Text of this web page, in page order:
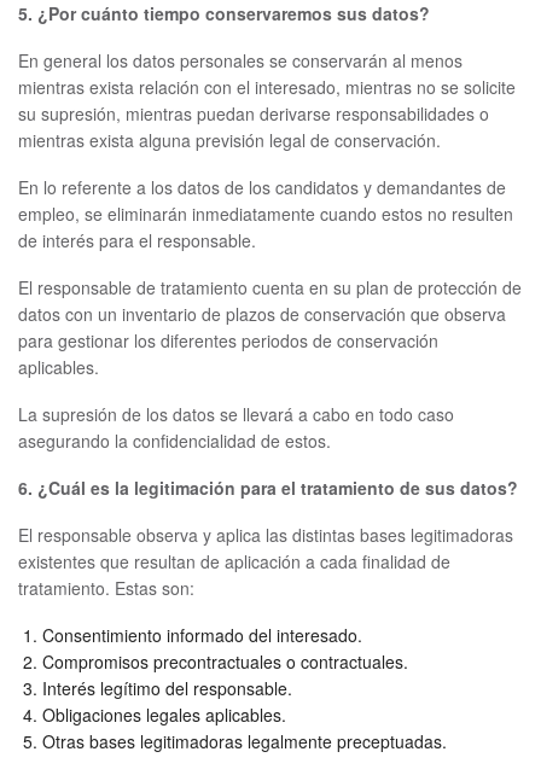
5. ¿Por cuánto tiempo conservaremos sus datos?
En general los datos personales se conservarán al menos
mientras exista relación con el interesado, mientras no se solicite
su supresión, mientras puedan derivarse responsabilidades o
mientras exista alguna previsión legal de conservación.
En lo referente a los datos de los candidatos y demandantes de
empleo, se eliminarán inmediatamente cuando estos no resulten
de interés para el responsable.
El responsable de tratamiento cuenta en su plan de protección de
datos con un inventario de plazos de conservación que observa
para gestionar los diferentes periodos de conservación
aplicables.
La supresión de los datos se llevará a cabo en todo caso
asegurando la confidencialidad de estos.
6. ¿Cuál es la legitimación para el tratamiento de sus datos?
El responsable observa y aplica las distintas bases legitimadoras
existentes que resultan de aplicación a cada finalidad de
tratamiento. Estas son:
Consentimiento informado del interesado.
Compromisos precontractuales o contractuales.
Interés legítimo del responsable.
Obligaciones legales aplicables.
Otras bases legitimadoras legalmente preceptuadas.